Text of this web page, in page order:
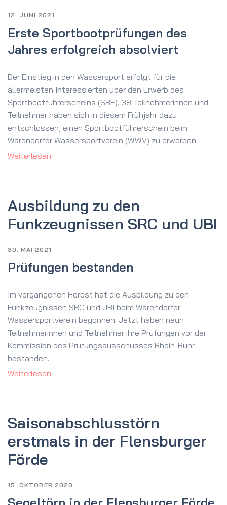
12. JUNI 2021
Erste Sportbootprüfungen des
Jahres erfolgreich absolviert
Der Einstieg in den Wassersport erfolgt für die
allermeisten Interessierten über den Erwerb des
Sportbootführerscheins (SBF). 38 Teilnehmerinnen und
Teilnehmer haben sich in diesem Frühjahr dazu
entschlossen, einen Sportbootführerschein beim
Warendorfer Wassersportverein (WWV) zu erwerben.
Weiterlesen
Ausbildung zu den
Funkzeugnissen SRC und UBI
30. MAI 2021
Prüfungen bestanden
Im vergangenen Herbst hat die Ausbildung zu den
Funkzeugnissen SRC und UBI beim Warendorfer
Wassersportverein begonnen. Jetzt haben neun
Teilnehmerinnen und Teilnehmer ihre Prüfungen vor der
Kommission des Prüfungsausschusses Rhein-Ruhr
bestanden.
Weiterlesen
Saison­abschlusstörn
erstmals in der Flensburger
Förde
15. OKTOBER 2020